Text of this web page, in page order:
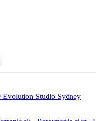
Studio Sydney